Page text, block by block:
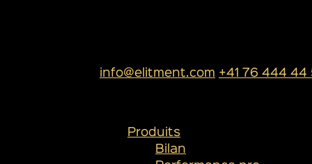
info@elitment.com +41 76 444 44
Produits
Bilan